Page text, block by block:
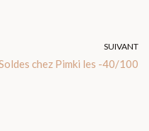
SUIVANT
chez Pimki les -40/100